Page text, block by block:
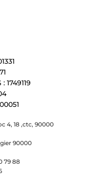
1749119
4, 18 ,ctc, 90000
90000
79 88